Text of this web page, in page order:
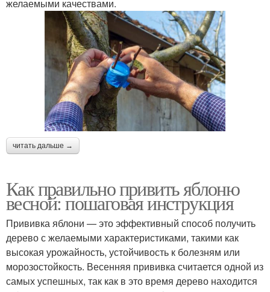
желаемыми качествами.
читать дальше →
Как правильно привить яблоню
весной: пошаговая инструкция
Прививка яблони — это эффективный способ получить
дерево с желаемыми характеристиками, такими как
высокая урожайность, устойчивость к болезням или
морозостойкость. Весенняя прививка считается одной из
самых успешных, так как в это время дерево находится